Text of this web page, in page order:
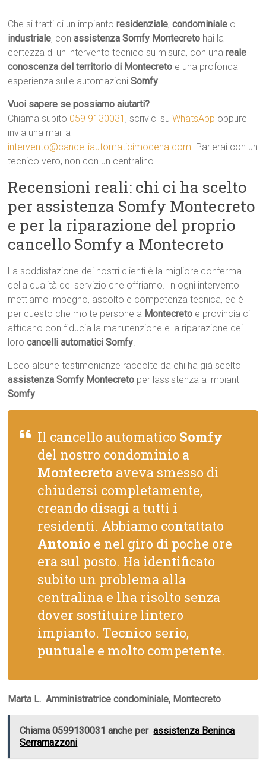
Che si tratti di un impiantoresidenziale,condominiale o
industriale, conassistenza Somfy Montecreto hai la
certezza di un intervento tecnico su misura, con unareale
conoscenza del territorio di Montecreto e una profonda
esperienza sulle automazioniSomfy.
Vuoi sapere se possiamo aiutarti?
Chiama subito 059 9130031 , scrivici suWhatsApp oppure
invia una mail a
intervento@cancelliautomaticimodena.com. Parlerai con un
tecnico vero, non con un centralino.
Recensioni reali: chi ci ha scelto
per assistenza Somfy Montecreto
e per la riparazione del proprio
cancello Somfy a Montecreto
La soddisfazione dei nostri clienti è la migliore conferma
della qualità del servizio che offriamo. In ogni intervento
mettiamo impegno, ascolto e competenza tecnica, ed è
per questo che molte persone a Montecreto e provincia ci
affidano con fiducia la manutenzione e la riparazione dei
lorocancelli automatici Somfy.
Ecco alcune testimonianze raccolte da chi ha già scelto
assistenza Somfy Montecreto per lassistenza a impianti
Somfy:
Il cancello automatico Somfy
del nostro condominio a
Montecreto aveva smesso di
chiudersi completamente,
creando disagi a tutti i
residenti. Abbiamo contattato
Antonio e nel giro di poche ore
era sul posto. Ha identificato
subito un problema alla
centralina e lha risolto senza
dover sostituire lintero
impianto. Tecnico serio,
puntuale e molto competente.
Marta L.  Amministratrice condominiale, Montecreto
Chiama 0599130031 anche per assistenza Beninca
Serramazzoni